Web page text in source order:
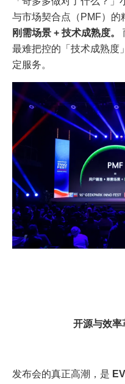
与市场契合点（PMF）的
刚需场景 + 技术成熟度。
最难把控的「技术成熟度
定服务。
开源与效率
发布会的真正高潮，是